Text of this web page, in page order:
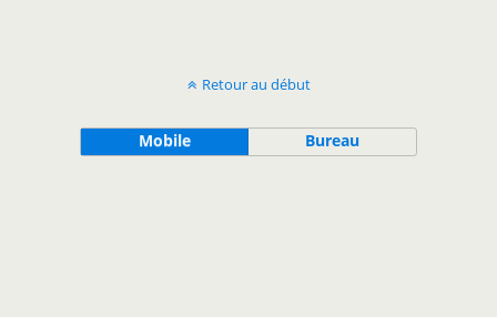
Retour au début
Mobile Bureau